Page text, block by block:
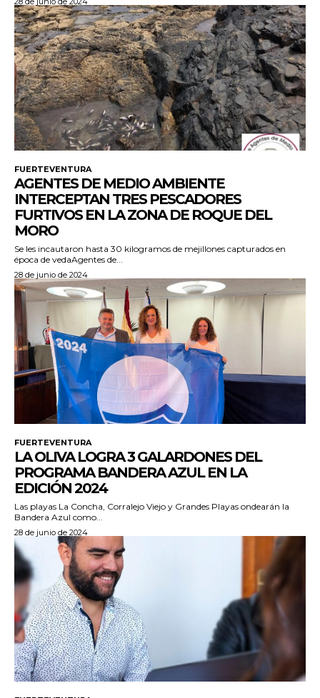
FUERTEVENTURA
AGENTES DE MEDIO AMBIENTE
INTERCEPTAN TRES PESCADORES
FURTIVOS EN LA ZONA DE ROQUE DEL
MORO
Se les incautaron hasta 30 kilogramos de mejillones capturados en
época de vedaAgentes de...
28 de junio de 2024
FUERTEVENTURA
LA OLIVA LOGRA 3 GALARDONES DEL
PROGRAMA BANDERA AZUL EN LA
EDICIÓN 2024
Las playas La Concha, Corralejo Viejo y Grandes Playas ondearán la
Bandera Azul como...
28 de junio de 2024